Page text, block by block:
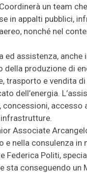
un team
in appalti pubblici,
nonché nel
ed assistenza,
della produzione di
trasporto e vendita
dell’energia.
Associate
nella consulenza
Federica Politi,
sta conseguendo